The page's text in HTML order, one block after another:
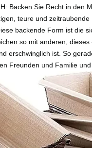
Backen Sie Recht in
teure und
backende Form ist die
so mit anderen,
erschwinglich ist. So
Freunden und Familie